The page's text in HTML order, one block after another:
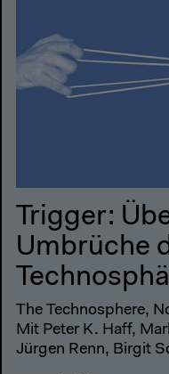
Trigger:
Umbrüche
The Technosphere,
Mit Peter K. Haff,
Jürgen Renn, Birgit